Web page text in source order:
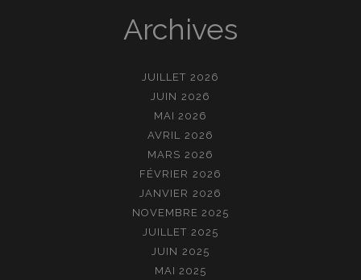
Archives
JUILLET 2026
JUIN 2026
MAI 2026
AVRIL 2026
MARS 2026
FÉVRIER 2026
JANVIER 2026
NOVEMBRE 2025
JUILLET 2025
JUIN 2025
MAI 2025